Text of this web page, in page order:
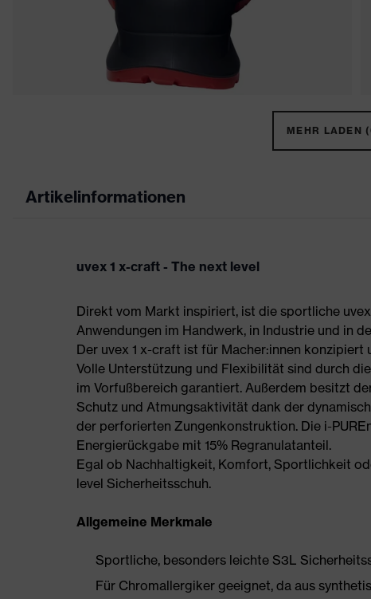
MEHR LADEN
Artikelinformationen
uvex 1 x-craft - The next level
Direkt vom Markt inspiriert, ist die sportliche
Anwendungen im Handwerk, in Industrie und in
Der uvex 1 x-craft ist für Macher:innen
Volle Unterstützung und Flexibilität sind durch
im Vorfußbereich garantiert. Außerdem besitzt
Schutz und Atmungsaktivität dank der
der perforierten Zungenkonstruktion. Die i-
Energierückgabe mit 15% Regranulatanteil.
Egal ob Nachhaltigkeit, Komfort, Sportlichkeit
level Sicherheitsschuh.
Allgemeine Merkmale
Sportliche, besonders leichte S3L
Für Chromallergiker geeignet, da aus